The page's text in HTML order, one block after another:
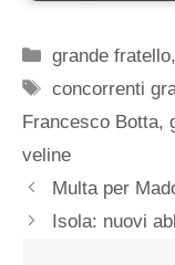
Categorie
grande fratello
Tag
concorrenti
Francesco Botta,
veline
Multa per
Isola: nuovi